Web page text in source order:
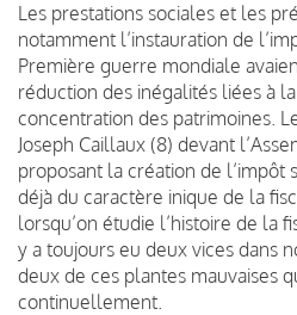
Les prestations sociales et les
notamment l’instauration de
Première guerre mondiale
réduction des inégalités liées à
concentration des patrimoines.
Joseph Caillaux (8) devant
proposant la création de
déjà du caractère inique de la
lorsqu’on étudie l’histoire de la
y a toujours eu deux vices dans
deux de ces plantes mauvaises
continuellement.